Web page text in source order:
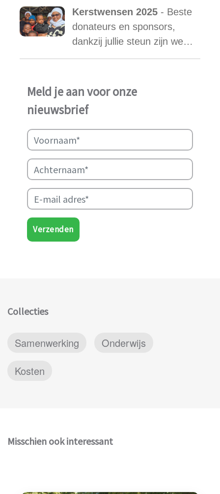
waar honderden kinderen
een stabiele toekomst
vonden.
Kerstwensen 2025 - Beste
donateurs en sponsors,
dankzij jullie steun zijn we
ook in het afgelopen jaar
ondersteunen.
Meld je aan voor onze
nieuwsbrief
Verzenden
Collecties
Samenwerking
Onderwijs
Kosten
Misschien ook interessant